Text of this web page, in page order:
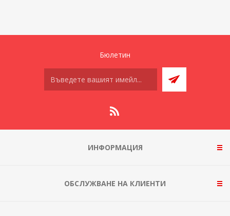
Бюлетин
ИНФОРМАЦИЯ
ОБСЛУЖВАНЕ НА КЛИЕНТИ